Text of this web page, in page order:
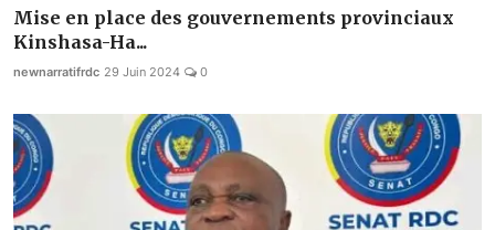
Mise en place des gouvernements provinciaux
Kinshasa-Ha...
newnarratifrdc 29 Juin 2024 0